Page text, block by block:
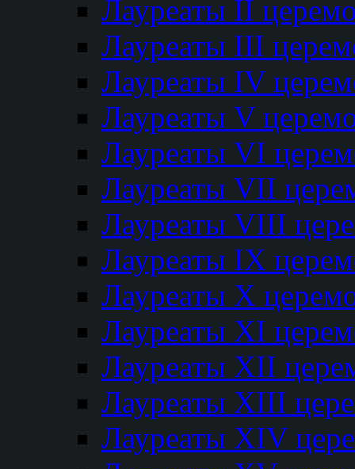
Лауреаты II
Лауреаты III
Лауреаты IV
Лауреаты V
Лауреаты VI
Лауреаты VII
Лауреаты VIII
Лауреаты IX
Лауреаты Х
Лауреаты XI
Лауреаты XII
Лауреаты XIII
Лауреаты XIV